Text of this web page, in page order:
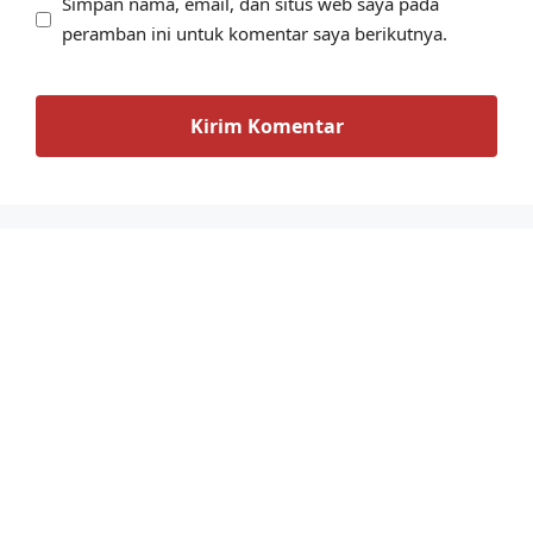
peramban ini untuk komentar saya berikutnya.